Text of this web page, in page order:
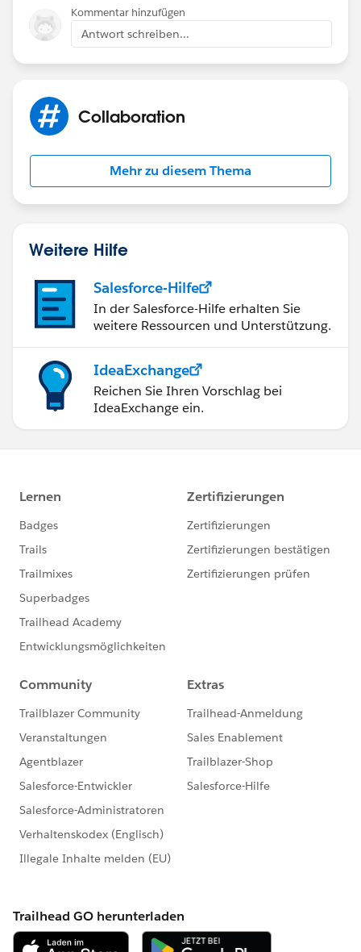
Click "Save".Kommentar hinzufügen
Antwort schreiben...
Collaboration
Mehr zu diesem Thema
Weitere Hilfe
Salesforce-Hilfe
In der Salesforce-Hilfe erhalten Sie
weitere Ressourcen und Unterstützung.
IdeaExchange
Reichen Sie Ihren Vorschlag bei
IdeaExchange ein.